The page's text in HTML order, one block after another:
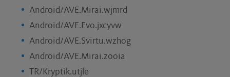
Android/AVE.Mirai.wjmrd
Android/AVE.Evo.jxcyvw
Android/AVE.Svirtu.wzhog
Android/AVE.Mirai.zooia
TR/Kryptik.utjle